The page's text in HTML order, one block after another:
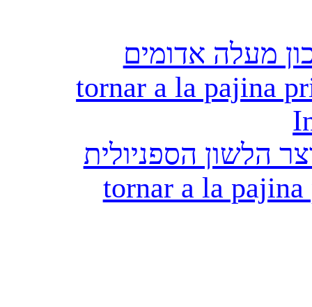
מעלה אדומים
tornar a la pajina
הלשון הספניולית
tornar a la